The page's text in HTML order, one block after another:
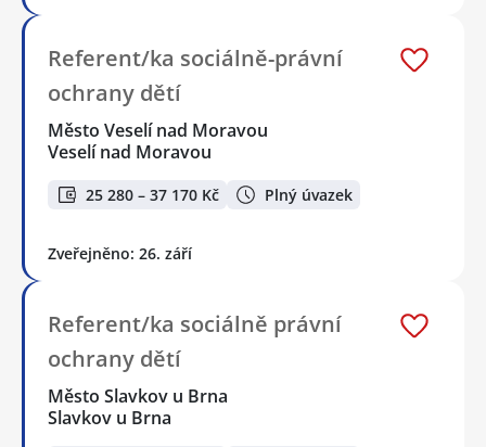
Referent/ka sociálně-právní
ochrany dětí
Město Veselí nad Moravou
Veselí nad Moravou
25 280 – 37 170 Kč Plný úvazek
Zveřejněno: 26. září
Referent/ka sociálně právní
ochrany dětí
Město Slavkov u Brna
Slavkov u Brna